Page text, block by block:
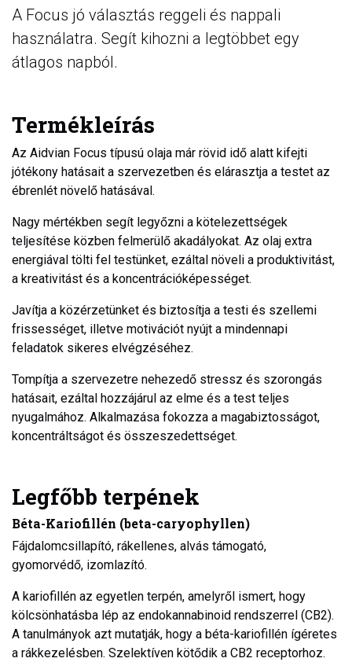
A Focus jó választás reggeli és nappali
használatra. Segít kihozni a legtöbbet egy
átlagos napból.
Termékleírás
Az Aidvian Focus típusú olaja már rövid idő alatt kifejti
jótékony hatásait a szervezetben és elárasztja a testet az
ébrenlét növelő hatásával.
Nagy mértékben segít legyőzni a kötelezettségek
teljesítése közben felmerülő akadályokat. Az olaj extra
energiával tölti fel testünket, ezáltal növeli a produktivitást,
a kreativitást és a koncentrációképességet.
Javítja a közérzetünket és biztosítja a testi és szellemi
frissességet, illetve motivációt nyújt a mindennapi
feladatok sikeres elvégzéséhez.
Tompítja a szervezetre nehezedő stressz és szorongás
hatásait, ezáltal hozzájárul az elme és a test teljes
nyugalmához. Alkalmazása fokozza a magabiztosságot,
koncentráltságot és összeszedettséget.
Legfőbb terpének
Béta-Kariofillén (beta-caryophyllen)
Fájdalomcsillapító, rákellenes, alvás támogató,
gyomorvédő, izomlazító.
A kariofillén az egyetlen terpén, amelyről ismert, hogy
kölcsönhatásba lép az endokannabinoid rendszerrel (CB2).
A tanulmányok azt mutatják, hogy a béta-kariofillén ígéretes
a rákkezelésben. Szelektíven kötődik a CB2 receptorhoz.